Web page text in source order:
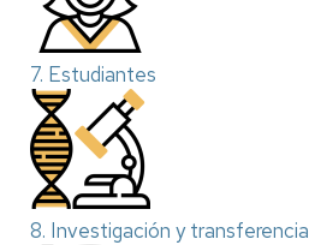
7. Estudiantes
8. Investigación y transferencia